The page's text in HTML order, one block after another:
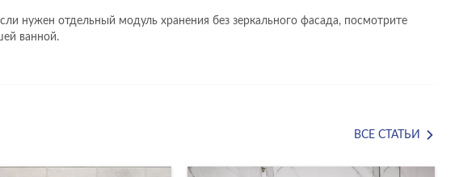
нужен отдельный модуль хранения без зеркального фасада, посмотрите
ванной.
ВСЕ СТАТЬИ